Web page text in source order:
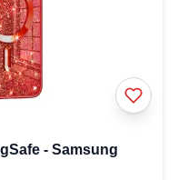
- Samsung